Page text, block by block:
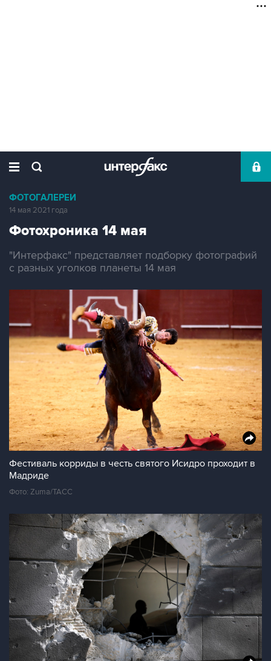
ФОТОГАЛЕРЕИ
14 мая 2021 года
Фотохроника 14 мая
"Интерфакс" представляет подборку фотографий
с разных уголков планеты 14 мая
Фестиваль корриды в честь святого Исидро проходит в
Мадриде
Фото: Zuma/ТАСС